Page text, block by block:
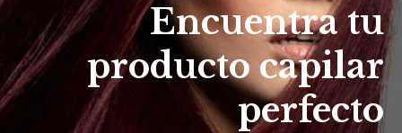
Encuentra tu
producto capilar
perfecto